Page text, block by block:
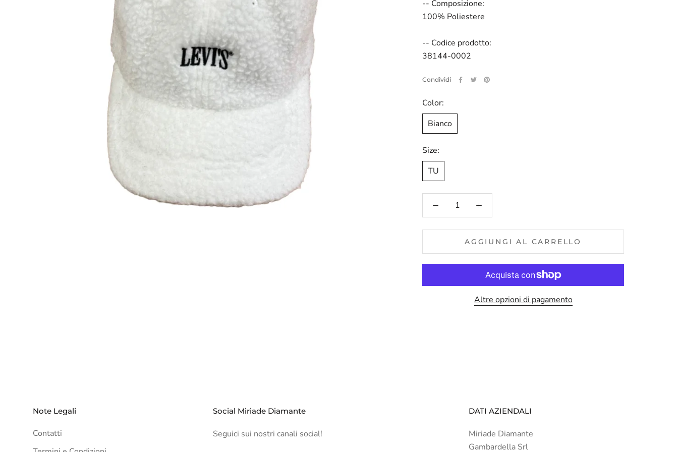
-- Composizione:
100% Poliestere
-- Codice prodotto:
38144-0002
Condividi
Color:
Bianco
Size:
TU
AGGIUNGI AL CARRELLO
Altre opzioni di pagamento
Note Legali
Contatti
Social Miriade Diamante
Seguici sui nostri canali social!
DATI AZIENDALI
Miriade Diamante
Gambardella Srl